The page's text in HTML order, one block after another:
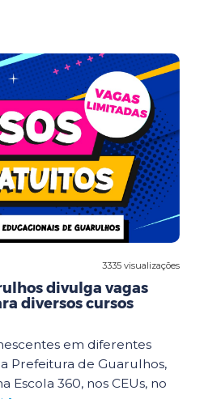
3335 visualizações
divulga vagas
diversos cursos
em diferentes
Prefeitura de Guarulhos,
360, nos CEUs, no